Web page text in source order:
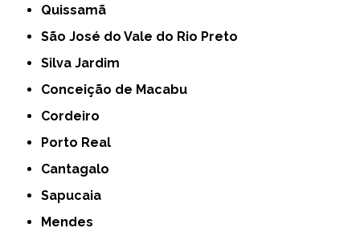
Quissamã
São José do Vale do Rio Preto
Silva Jardim
Conceição de Macabu
Cordeiro
Porto Real
Cantagalo
Sapucaia
Mendes